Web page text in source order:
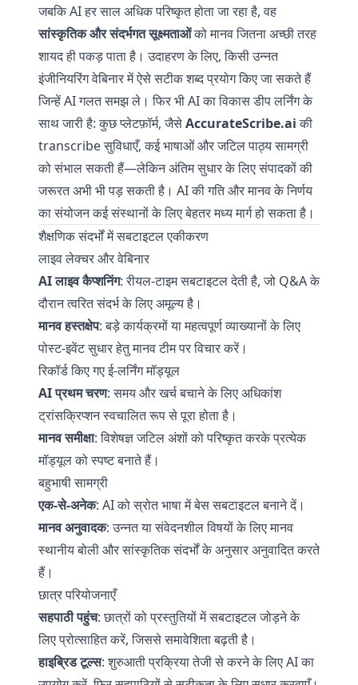
जबकि AI हर साल अधिक परिष्कृत होता जा रहा है, वह
सांस्कृतिक और संदर्भगत सूक्ष्मताओंको मानव जितना अच्छी तरह
शायद ही पकड़ पाता है। उदाहरण के लिए, किसी उन्नत
इंजीनियरिंग वेबिनार में ऐसे सटीक शब्द प्रयोग किए जा सकते हैं
जिन्हें AI गलत समझ ले। फिर भी AI का विकास डीप लर्निंग के
साथ जारी है: कुछ प्लेटफ़ॉर्म, जैसेAccurateScribe.aiकी
transcribeसुविधाएँ, कई भाषाओं और जटिल पाठ्य सामग्री
को संभाल सकती हैं—लेकिन अंतिम सुधार के लिए संपादकों की
जरूरत अभी भी पड़ सकती है। AI की गति और मानव के निर्णय
का संयोजन कई संस्थानों के लिए बेहतर मध्य मार्ग हो सकता है।
शैक्षणिक संदर्भों में सबटाइटल एकीकरण
लाइव लेक्चर और वेबिनार
AI लाइव कैप्शनिंग: रीयल-टाइम सबटाइटल देती है, जो Q&A के
दौरान त्वरित संदर्भ के लिए अमूल्य है।
मानव हस्तक्षेप: बड़े कार्यक्रमों या महत्वपूर्ण व्याख्यानों के लिए
पोस्ट-इवेंट सुधार हेतु मानव टीम पर विचार करें।
रिकॉर्ड किए गए ई-लर्निंग मॉड्यूल
AI प्रथम चरण: समय और खर्च बचाने के लिए अधिकांश
ट्रांसक्रिप्शन स्वचालित रूप से पूरा होता है।
मानव समीक्षा: विशेषज्ञ जटिल अंशों को परिष्कृत करके प्रत्येक
मॉड्यूल को स्पष्ट बनाते हैं।
बहुभाषी सामग्री
एक-से-अनेक: AI को स्रोत भाषा में बेस सबटाइटल बनाने दें।
मानव अनुवादक: उन्नत या संवेदनशील विषयों के लिए मानव
स्थानीय बोली और सांस्कृतिक संदर्भों के अनुसार अनुवादित करते
हैं।
छात्र परियोजनाएँ
सहपाठी पहुंच: छात्रों को प्रस्तुतियों में सबटाइटल जोड़ने के
लिए प्रोत्साहित करें, जिससे समावेशिता बढ़ती है।
हाइब्रिड टूल्स: शुरुआती प्रक्रिया तेजी से करने के लिए AI का